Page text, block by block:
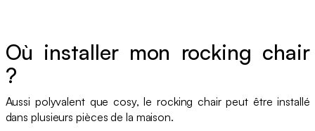
Où installer mon rocking chair
?
Aussi polyvalent que cosy, le rocking chair peut être installé
dans plusieurs pièces de la maison.